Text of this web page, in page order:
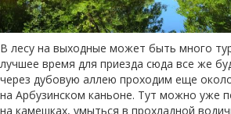
В лесу на выходные может быть много
лучшее время для приезда сюда все же
через дубовую аллею проходим еще
на Арбузинском каньоне. Тут можно уже
на камешках, умыться в прохладной